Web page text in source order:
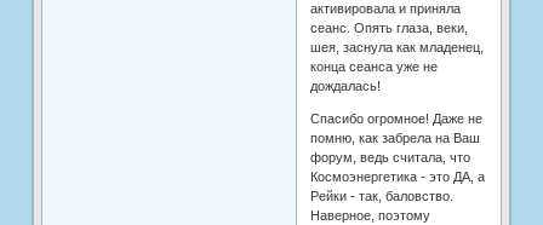
активировала и приняла
сеанс. Опять глаза, веки,
шея, заснула как младенец,
конца сеанса уже не
дождалась!
Спасибо огромное! Даже не
помню, как забрела на Ваш
форум, ведь считала, что
Космоэнергетика - это ДА, а
Рейки - так, баловство.
Наверное, поэтому